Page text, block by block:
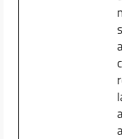
Orario e